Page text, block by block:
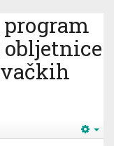
program
obljetnice